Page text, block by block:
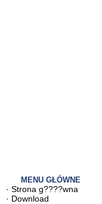
MENU GŁÓWNE
· Strona g????wna
· Download